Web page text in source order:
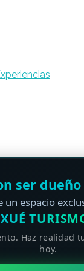
ser
un espacio
XUÉ
Haz realidad
hoy.